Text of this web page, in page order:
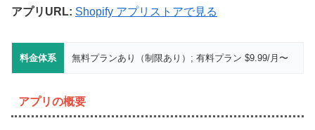
アプリURL: Shopify アプリストアで見る
料金体系 無料プランあり（制限あり）; 有料プラン $9.99/月〜
アプリの概要